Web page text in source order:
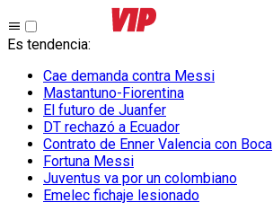
Es tendencia:
Cae demanda contra Messi
Mastantuno-Fiorentina
El futuro de Juanfer
DT rechazó a Ecuador
Contrato de Enner Valencia con Boca
Fortuna Messi
Juventus va por un colombiano
Emelec fichaje lesionado